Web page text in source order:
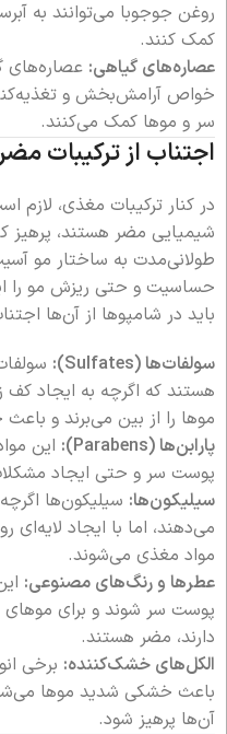
روغن جوجوبا می‌توانند به
کمک کنند.
عصاره‌های گیاهی: عصاره‌های
خواص آرامش‌بخش و
سر و موها کمک می‌کنند.
اجتناب از ترکیبات مضر
در کنار ترکیبات مغذی، لازم
شیمیایی مضر هستند، پرهیز
طولانی‌مدت به ساختار مو
حساسیت و حتی ریزش مو را
باید در شامپوها از آن‌ها
سولفات‌ها (Sulfates):
هستند که اگرچه به ایجاد
موها را از بین می‌برند و
پارابن‌ها (Parabens):
این
پوست سر و حتی ایجاد
سیلیکون‌ها: سیلیکون‌ها
می‌دهند، اما با ایجاد
مواد مغذی می‌شوند.
عطرها و رنگ‌های مصنوعی:
پوست سر شوند و برای موهای
دارند، مضر هستند.
الکل‌های خشک‌کننده: برخی
باعث خشکی شدید موها
آن‌ها پرهیز شود.